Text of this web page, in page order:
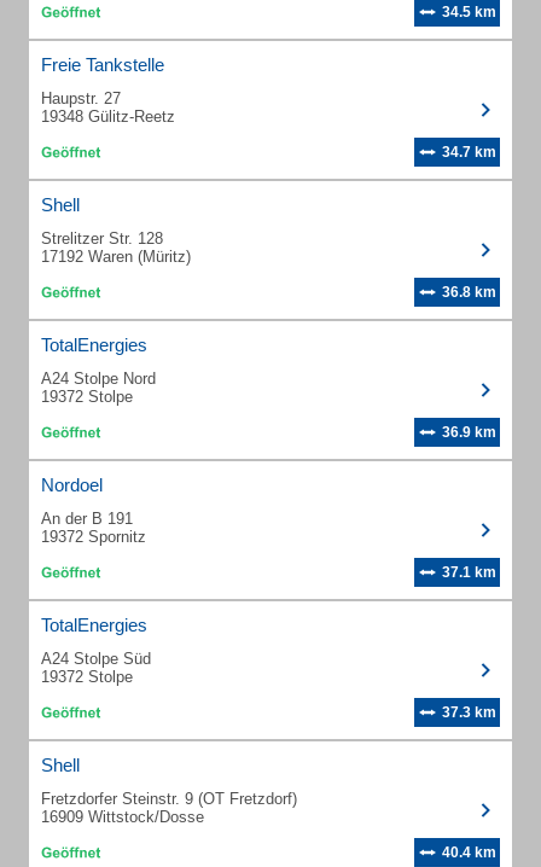
34.5 km
Freie Tankstelle
Haupstr. 27
19348 Gülitz-Reetz
34.7 km
Shell
Strelitzer Str. 128
17192 Waren (Müritz)
36.8 km
TotalEnergies
A24 Stolpe Nord
19372 Stolpe
36.9 km
Nordoel
An der B 191
19372 Spornitz
37.1 km
TotalEnergies
A24 Stolpe Süd
19372 Stolpe
37.3 km
Shell
Fretzdorfer Steinstr. 9 (OT Fretzdorf)
16909 Wittstock/Dosse
40.4 km